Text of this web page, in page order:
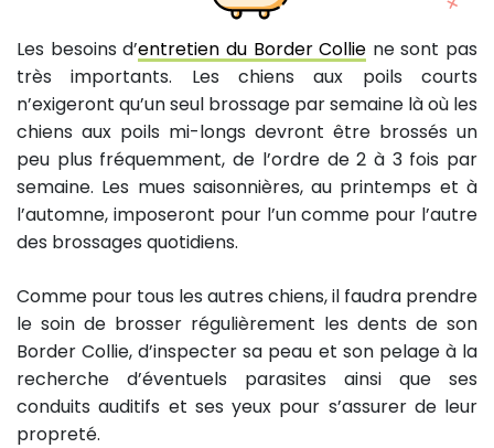
Les besoins d’entretien du Border Collie ne sont pas
très importants. Les chiens aux poils courts
n’exigeront qu’un seul brossage par semaine là où les
chiens aux poils mi-longs devront être brossés un
peu plus fréquemment, de l’ordre de 2 à 3 fois par
semaine. Les mues saisonnières, au printemps et à
l’automne, imposeront pour l’un comme pour l’autre
des brossages quotidiens.
Comme pour tous les autres chiens, il faudra prendre
le soin de brosser régulièrement les dents de son
Border Collie, d’inspecter sa peau et son pelage à la
recherche d’éventuels parasites ainsi que ses
conduits auditifs et ses yeux pour s’assurer de leur
propreté.